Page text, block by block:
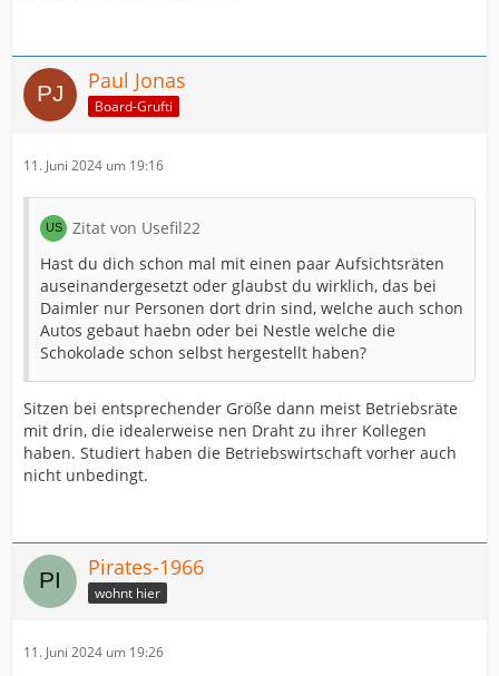
Paul Jonas
Board-Grufti
11. Juni 2024 um 19:16
Zitat von Usefil22
Hast du dich schon mal mit einen paar Aufsichtsräten
auseinandergesetzt oder glaubst du wirklich, das bei
Daimler nur Personen dort drin sind, welche auch schon
Autos gebaut haebn oder bei Nestle welche die
Schokolade schon selbst hergestellt haben?
Sitzen bei entsprechender Größe dann meist Betriebsräte
mit drin, die idealerweise nen Draht zu ihrer Kollegen
haben. Studiert haben die Betriebswirtschaft vorher auch
nicht unbedingt.
Pirates-1966
wohnt hier
11. Juni 2024 um 19:26